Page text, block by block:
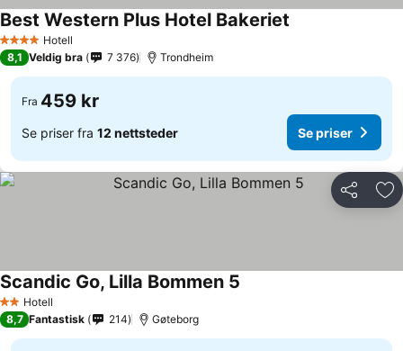
4 StjernerHotell
Best Western Plus Hotel Bakeriet
8,1 Veldig bra 7 376 Trondheim
Fra 459 kr
Se priser fra 12 nettsteder Se priser
Del
2 Stjerner
Hotell
Scandic Go, Lilla Bommen 5
8,7 Fantastisk 214 Gøteborg